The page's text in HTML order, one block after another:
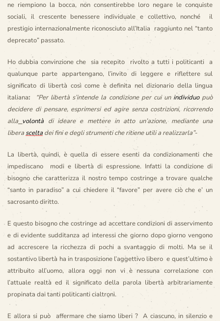
ne riempiono la bocca, non consentirebbe loro negare le conquiste
sociali, il crescente benessere individuale e collettivo, nonché il
prestigio internazionalmente riconosciuto all’Italia raggiunto nel “tanto
deprecato” passato.
Ho dubbia convinzione che sia recepito rivolto a tutti i politicanti a
qualunque parte appartengano, l’invito di leggere e riflettere sul
significato di libertà così come è definita nel dizionario della lingua
italiana: “Per libertà s’intende la condizione per cui un individuo può
decidere di pensare, esprimersi ed agire senza costrizioni, ricorrendo
alla volontà di ideare e mettere in atto un’azione, mediante una
libera scelta dei fini e degli strumenti che ritiene utili a realizzarla”-
La libertà, quindi, è quella di essere esenti da condizionamenti che
impediscano modi e libertà di espressione. Infatti la condizione di
bisogno che caratterizza il nostro tempo costringe a trovare qualche
“santo in paradiso” a cui chiedere il “favore” per avere ciò che e’ un
sacrosanto diritto.
E questo bisogno che costringe ad accettare condizioni di asservimento
e di evidente sudditanza ad interessi che giorno dopo giorno vengono
ad accrescere la ricchezza di pochi a svantaggio di molti. Ma se il
sostantivo libertà ha in trasposizione l’aggettivo libero e quest’ultimo è
attribuito all’uomo, allora oggi non vi è nessuna correlazione con
l’attuale realtà ed il significato della parola libertà arbitrariamente
propinata dai tanti politicanti cialtroni.
E allora si può affermare che siamo liberi ?A ciascuno, in silenzio e